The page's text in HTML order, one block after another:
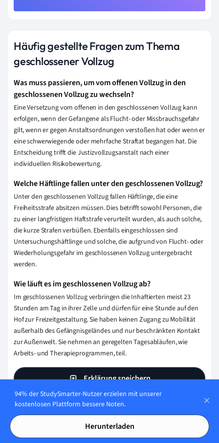
Häufig gestellte Fragen zum Thema
geschlossener Vollzug
Was muss passieren, um vom offenen Vollzug in den
geschlossenen Vollzug zu wechseln?
Eine Versetzung vom offenen in den geschlossenen Vollzug kann
erfolgen, wenn der Gefangene als Flucht- oder Missbrauchsgefahr
gilt, wenn er gegen Anstaltsordnungen verstoßen hat oder wenn er
eine schwerwiegende oder mehrfache Straftat begangen hat. Die
Entscheidung trifft die Justizvollzugsanstalt nach einer
individuellen Risikobewertung.
Welche Häftlinge fallen unter den geschlossenen Vollzug?
Unter den geschlossenen Vollzug fallen Häftlinge, die eine
Freiheitsstrafe absitzen müssen. Dies betrifft sowohl Personen, die
zu einer langfristigen Haftstrafe verurteilt wurden, als auch solche,
die kurze Strafen verbüßen. Ebenfalls eingeschlossen sind
Untersuchungshäftlinge und solche, die aufgrund von Flucht- oder
Wiederholungsgefahr im geschlossenen Vollzug untergebracht
werden.
Wie läuft es im geschlossenen Vollzug ab?
Im geschlossenen Vollzug verbringen die Inhaftierten meist 23
Stunden am Tag in ihrer Zelle und dürfen für eine Stunde auf den
Hof zur Freizeitgestaltung. Sie haben keinen Zugang zu Mobilität
außerhalb des Gefängnisgeländes und nur beschränkten Kontakt
zur Außenwelt. Sie nehmen an geregelten Tagesabläufen, wie
Arbeits- und Therapieprogrammen, teil.
Erklärung speichern
Wie stellen wir sicher, dass unser Content
korrekt und vertrauenswürdig ist?
94% der StudySmarter-Nutzer erzielen mit unserer
kostenlosen Plattform bessere Noten.
Herunterladen